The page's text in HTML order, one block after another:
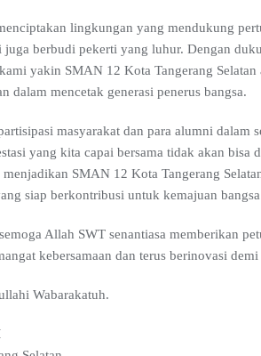
lingkungan yang mendukung
berbudi pekerti yang luhur. Dengan
yakin SMAN 12 Kota Tangerang
dalam mencetak generasi penerus bangsa.
masyarakat dan para alumni dalam
yang kita capai bersama tidak akan bisa
SMAN 12 Kota Tangerang
siap berkontribusi untuk kemajuan
Allah SWT senantiasa memberikan
kebersamaan dan terus berinovasi
Wabarakatuh.